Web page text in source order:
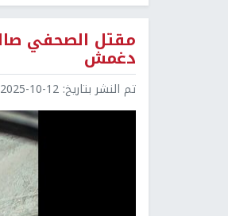
مقتل الصحفي
دغمش
تم النشر بتاريخ: 2025-10-12 20:30